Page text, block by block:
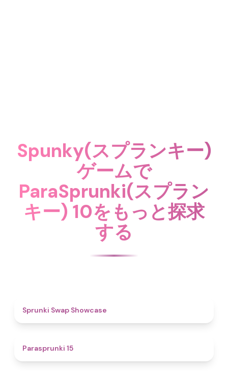
Spunky(スプランキー)
ゲームで
ParaSprunki(スプラン
キー) 10をもっと探求
する
Sprunki Swap Showcase
Parasprunki 15